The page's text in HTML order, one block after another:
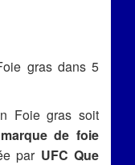
gras dans 5
Foie gras soit
de foie
par UFC Que